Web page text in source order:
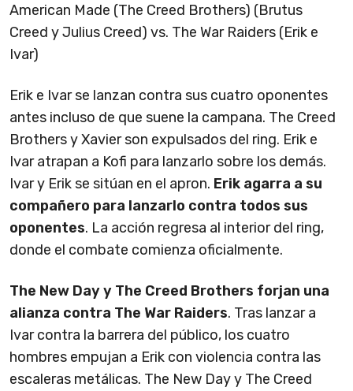
American Made (The Creed Brothers) (Brutus
Creed y Julius Creed) vs. The War Raiders (Erik e
Ivar)
Erik e Ivar se lanzan contra sus cuatro oponentes
antes incluso de que suene la campana. The Creed
Brothers y Xavier son expulsados del ring. Erik e
Ivar atrapan a Kofi para lanzarlo sobre los demás.
Ivar y Erik se sitúan en el apron. Erik agarra a su
compañero para lanzarlo contra todos sus
oponentes. La acción regresa al interior del ring,
donde el combate comienza oficialmente.
The New Day y The Creed Brothers forjan una
alianza contra The War Raiders. Tras lanzar a
Ivar contra la barrera del público, los cuatro
hombres empujan a Erik con violencia contra las
escaleras metálicas. The New Day y The Creed